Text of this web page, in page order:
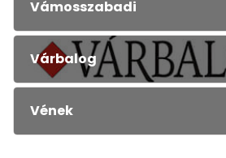
Vámosszabadi
Várbalog
Vének